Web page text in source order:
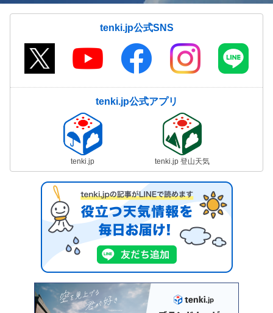
tenki.jp公式SNS
tenki.jp公式アプリ
tenki.jp tenki.jp 登山天気